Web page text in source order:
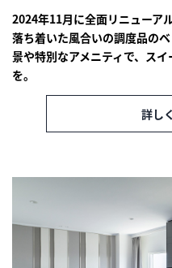
2024年11月に全面リニューア
落ち着いた風合いの調度品の
景や特別なアメニティで、ス
を。
詳し